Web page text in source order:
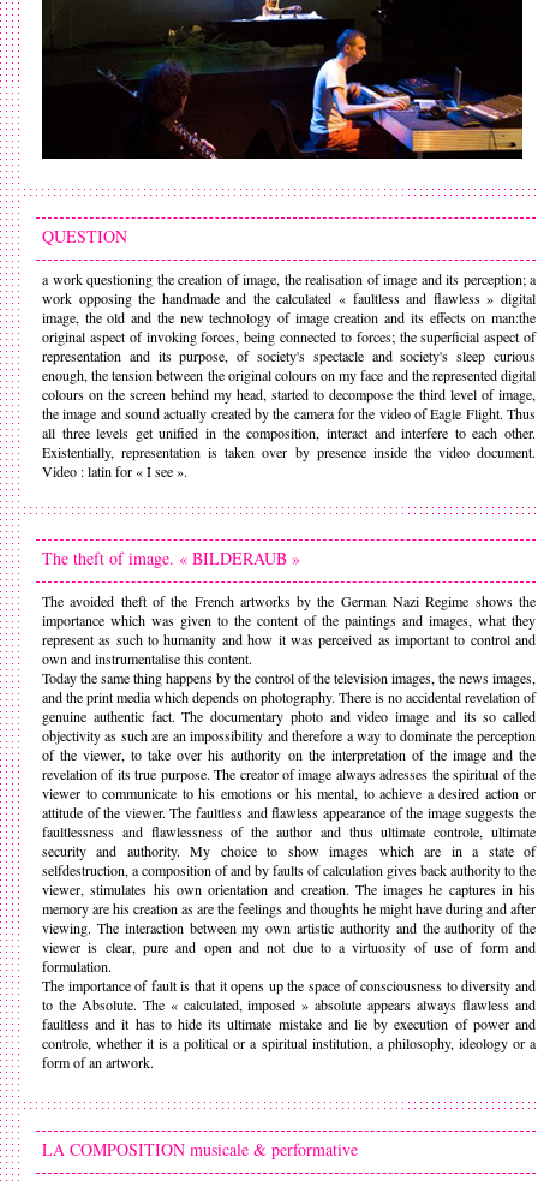
QUESTION
a work questioning the creation of image, the realisation of image and its perception; a
work opposing the handmade and the calculated « faultless and flawless » digital
image, the old and the new technology of image creation and its effects on man:the
original aspect of invoking forces, being connected to forces; the superficial aspect of
representation and its purpose, of society's spectacle and society's sleep curious
enough, the tension between the original colours on my face and the represented digital
colours on the screen behind my head, started to decompose the third level of image,
the image and sound actually created by the camera for the video of Eagle Flight. Thus
all three levels get unified in the composition, interact and interfere to each other.
Existentially, representation is taken over by presence inside the video document.
Video : latin for « I see ».
The theft of image. « BILDERAUB »
The avoided theft of the French artworks by the German Nazi Regime shows the
importance which was given to the content of the paintings and images, what they
represent as such to humanity and how it was perceived as important to control and
own and instrumentalise this content.
Today the same thing happens by the control of the television images, the news images,
and the print media which depends on photography. There is no accidental revelation of
genuine authentic fact. The documentary photo and video image and its so called
objectivity as such are an impossibility and therefore a way to dominate the perception
of the viewer, to take over his authority on the interpretation of the image and the
revelation of its true purpose. The creator of image always adresses the spiritual of the
viewer to communicate to his emotions or his mental, to achieve a desired action or
attitude of the viewer. The faultless and flawless appearance of the image suggests the
faultlessness and flawlessness of the author and thus ultimate controle, ultimate
security and authority. My choice to show images which are in a state of
selfdestruction, a composition of and by faults of calculation gives back authority to the
viewer, stimulates his own orientation and creation. The images he captures in his
memory are his creation as are the feelings and thoughts he might have during and after
viewing. The interaction between my own artistic authority and the authority of the
viewer is clear, pure and open and not due to a virtuosity of use of form and
formulation.
The importance of fault is that it opens up the space of consciousness to diversity and
to the Absolute. The « calculated, imposed » absolute appears always flawless and
faultless and it has to hide its ultimate mistake and lie by execution of power and
controle, whether it is a political or a spiritual institution, a philosophy, ideology or a
form of an artwork.
LA COMPOSITION musicale & performative